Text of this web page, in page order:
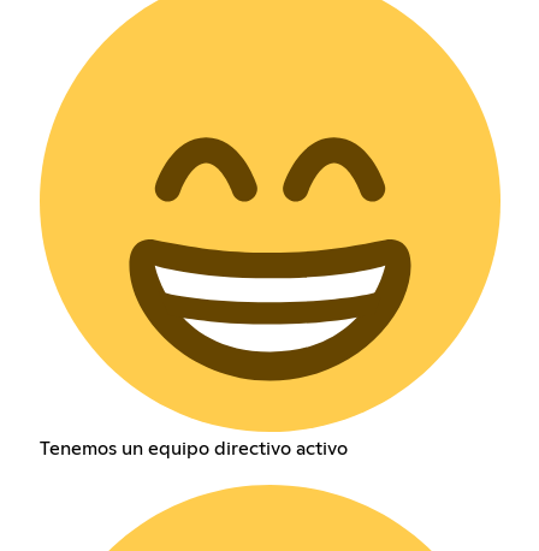
Tenemos un equipo directivo activo